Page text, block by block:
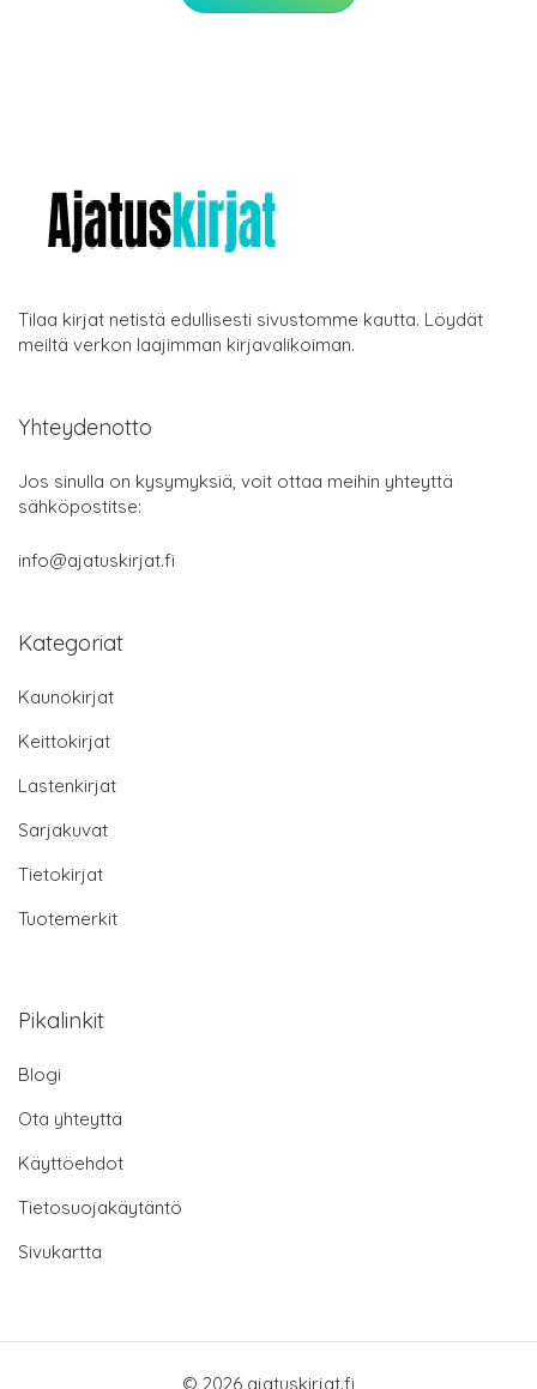
Tilaa kirjat netistä edullisesti sivustomme kautta. Löydät
meiltä verkon laajimman kirjavalikoiman.
Yhteydenotto
Jos sinulla on kysymyksiä, voit ottaa meihin yhteyttä
sähköpostitse:
info@ajatuskirjat.fi
Kategoriat
Kaunokirjat
Keittokirjat
Lastenkirjat
Sarjakuvat
Tietokirjat
Tuotemerkit
Pikalinkit
Blogi
Ota yhteyttä
Käyttöehdot
Tietosuojakäytäntö
Sivukartta
© 2026 ajatuskirjat.fi